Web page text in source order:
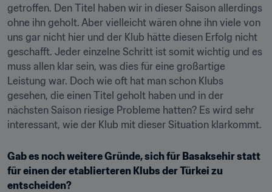
getroffen. Den Titel haben wir in dieser Saison allerdings
ohne ihn geholt. Aber vielleicht wären ohne ihn viele von
uns gar nicht hier und der Klub hätte diesen Erfolg nicht
geschafft. Jeder einzelne Schritt ist somit wichtig und es
muss allen klar sein, was dies für eine großartige
Leistung war. Doch wie oft hat man schon Klubs
gesehen, die einen Titel geholt haben und in der
nächsten Saison riesige Probleme hatten? Es wird sehr
interessant, wie der Klub mit dieser Situation klarkommt.
Gab es noch weitere Gründe, sich für Basaksehir statt
für einen der etablierteren Klubs der Türkei zu
entscheiden?